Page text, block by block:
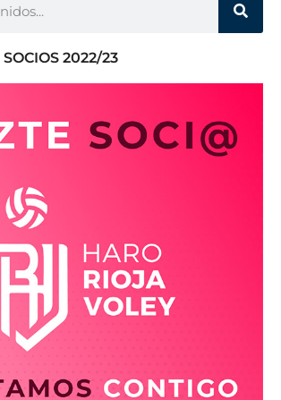
2022/23